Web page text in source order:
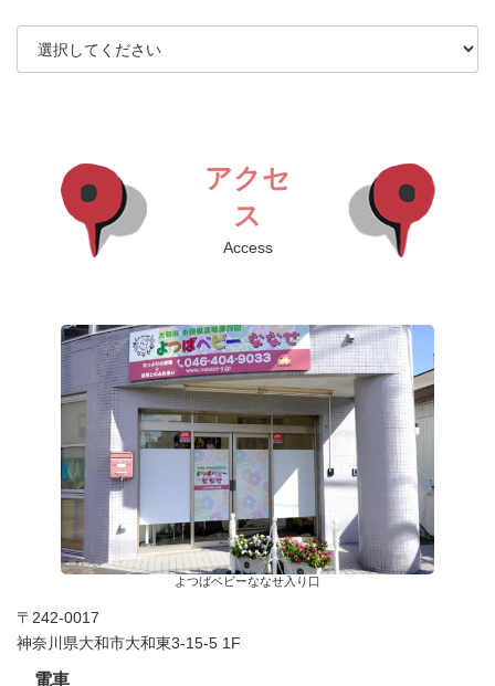
アクセ
ス
Access
よつばベビーななせ入り口
〒242-0017
神奈川県大和市大和東3-15-5 1F
電車